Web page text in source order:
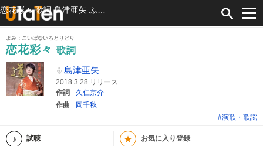
よみ：こいばないろとりどり
恋花彩々 歌詞
島津亜矢
2018.3.28 リリース
作詞
久仁京介
作曲
岡千秋
#演歌・歌謡
試聴 ★ お気に入り登録